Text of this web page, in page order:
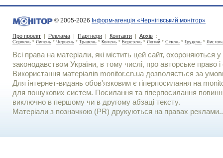
© 2005-2026 Інформ-агенція «Чернігівський монітор»
Про проект | Реклама | Партнери | Контакти | Архів :
Серпень * Липень * Червень * Травень * Квітень * Березень * Лютий * Січень * Грудень *
Всі права на матеріали, які містить цей сайт, охороняються у
законодавством України, в тому числі, про авторське право і
Використання матерiалiв monitor.cn.ua дозволяється за
Для iнтернет-видань обов'язковим є гiперпосилання на
для пошукових систем. Посилання та гіперпосилання
виключно в першому чи в другому абзаці тексту.
Матеріали з позначкою (PR) друкуються на правах реклами..